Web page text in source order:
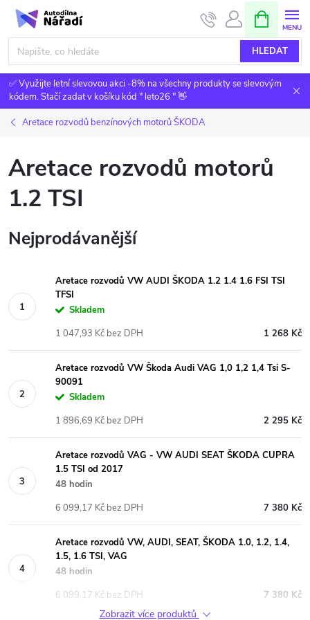
Přejít
obsah
HLEDAT
NÁKUPNÍ
KOŠÍK
✅ Využijte letní slevovou akci -8% na všechny produkty se slevovým
kódem. Stačí zadat v košíku kód " leto26 " 👋
Aretace rozvodů benzínových motorů ŠKODA
Aretace rozvodů motorů
1.2 TSI
Nejprodávanější
Aretace rozvodů VW AUDI ŠKODA 1.2 1.4 1.6 FSI TSI
TFSI
Skladem
1 268 Kč
1 047,93 Kč bez DPH
Aretace rozvodů VW Škoda Audi VAG 1,0 1,2 1,4 Tsi S-
90091
Skladem
2 295 Kč
1 896,69 Kč bez DPH
Aretace rozvodů VAG - VW AUDI SEAT ŠKODA CUPRA
1.5 TSI od 2017
48 hodin
7 380 Kč
6 099,17 Kč bez DPH
Aretace rozvodů VW, AUDI, SEAT, ŠKODA 1.0, 1.2, 1.4,
1.5, 1.6 TSI, VAG
48 hodin
7 380 Kč
6 099,17 Kč bez DPH
Zobrazit více produktů